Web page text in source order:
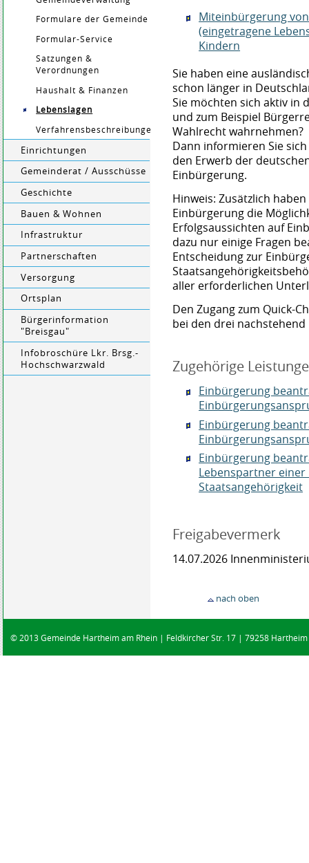
Formulare der Gemeinde
Formular-Service
Satzungen &
Verordnungen
Haushalt & Finanzen
Lebenslagen
Verfahrensbeschreibungen
Einrichtungen
Gemeinderat / Ausschüsse
Geschichte
Bauen & Wohnen
Infrastruktur
Partnerschaften
Versorgung
Ortsplan
Bürgerinformation
"Breisgau"
Infobroschüre Lkr. Brsg.-
Hochschwarzwald
Miteinbürgerung
(eingetragene
Kindern
Sie haben eine
schon länger in
Sie möchten sich aktiv in
und zum Beispiel
Wahlrecht wahrnehmen?
Dann informieren Sie
den Erwerb der
Einbürgerung.
Hinweis: Zusätzlich
Einbürgerung die
Erfolgsaussichten auf
dazu nur einige Fragen
Entscheidung zur
aller erforderlichen
Den Zugang zum Quick-
bei den drei
Zugehörige
Einbürgerung
Einbürgerung
Einbürgerung
Lebenspartner
Staatsangehörigkeit
Freigabevermerk
14.07.2026
nach oben
© 2013 Gemeinde Hartheim am Rhein | Feldkircher Str. 17 | 79258